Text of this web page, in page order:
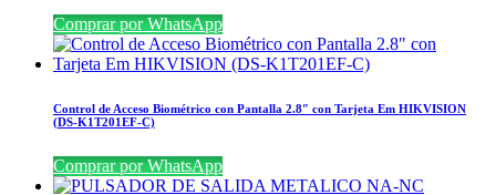
Comprar por WhatsApp
Control de Acceso Biométrico con Pantalla 2.8″ con Tarjeta Em HIKVISION
(DS-K1T201EF-C)
Comprar por WhatsApp